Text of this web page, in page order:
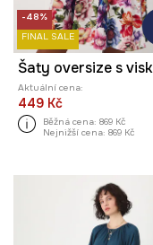
-48%
FINAL SALE
Aktuální cena:
449 Kč
Běžná cena: 869 Kč
Nejnižší cena: 869 Kč